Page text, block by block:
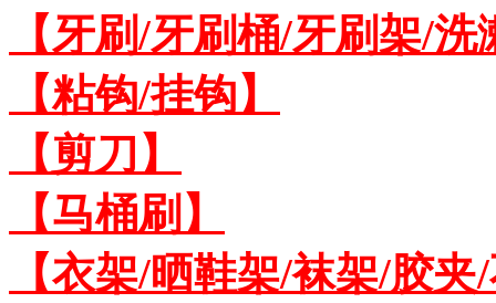
【牙刷/牙刷桶/牙刷架/洗
【粘钩/挂钩】
【剪刀】
【马桶刷】
【衣架/晒鞋架/袜架/胶